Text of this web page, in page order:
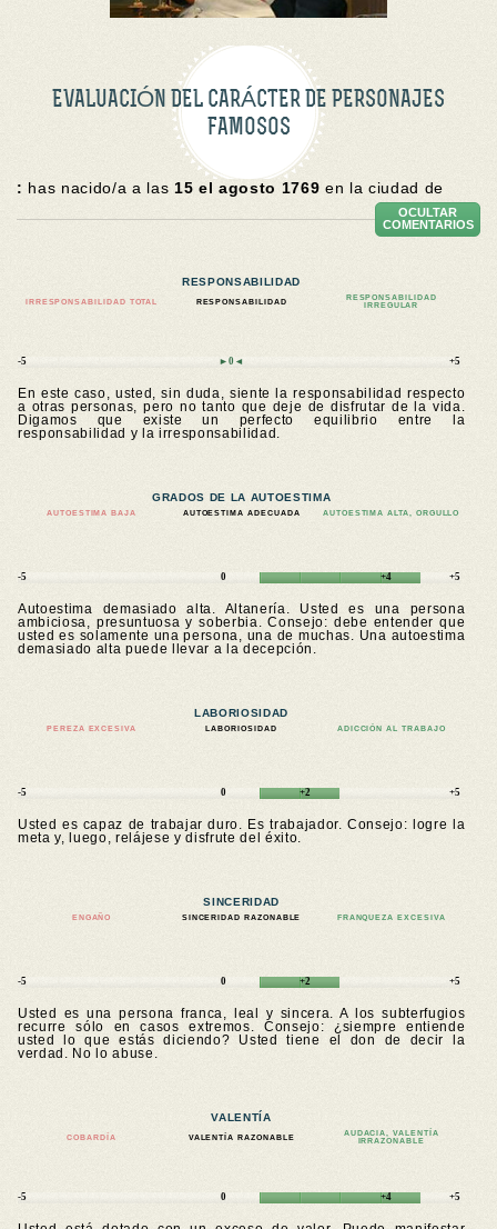
EVALUACIÓN DEL CARÁCTER DE PERSONAJES
FAMOSOS
: has nacido/a a las 15 el agosto 1769 en la ciudad de
OCULTAR
COMENTARIOS
RESPONSABILIDAD
IRRESPONSABILIDAD TOTAL RESPONSABILIDAD
RESPONSABILIDAD
IRREGULAR
-5 ►0◄ +5
En este caso, usted, sin duda, siente la responsabilidad respecto
a otras personas, pero no tanto que deje de disfrutar de la vida.
Digamos que existe un perfecto equilibrio entre la
responsabilidad y la irresponsabilidad.
GRADOS DE LA AUTOESTIMA
AUTOESTIMA BAJA AUTOESTIMA ADECUADA AUTOESTIMA ALTA, ORGULLO
-5 0 +4 +5
Autoestima demasiado alta. Altanería. Usted es una persona
ambiciosa, presuntuosa y soberbia. Consejo: debe entender que
usted es solamente una persona, una de muchas. Una autoestima
demasiado alta puede llevar a la decepción.
LABORIOSIDAD
PEREZA EXCESIVA LABORIOSIDAD ADICCIÓN AL TRABAJO
-5 0 +2 +5
Usted es capaz de trabajar duro. Es trabajador. Consejo: logre la
meta y, luego, relájese y disfrute del éxito.
SINCERIDAD
ENGAÑO SINCERIDAD RAZONABLE FRANQUEZA EXCESIVA
-5 0 +2 +5
Usted es una persona franca, leal y sincera. A los subterfugios
recurre sólo en casos extremos. Consejo: ¿siempre entiende
usted lo que estás diciendo? Usted tiene el don de decir la
verdad. No lo abuse.
VALENTÍA
COBARDÍA VALENTÍA RAZONABLE
AUDACIA, VALENTÍA
IRRAZONABLE
-5 0 +4 +5